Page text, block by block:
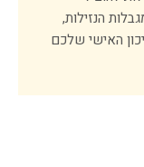
הנזילות,
האישי שלכם